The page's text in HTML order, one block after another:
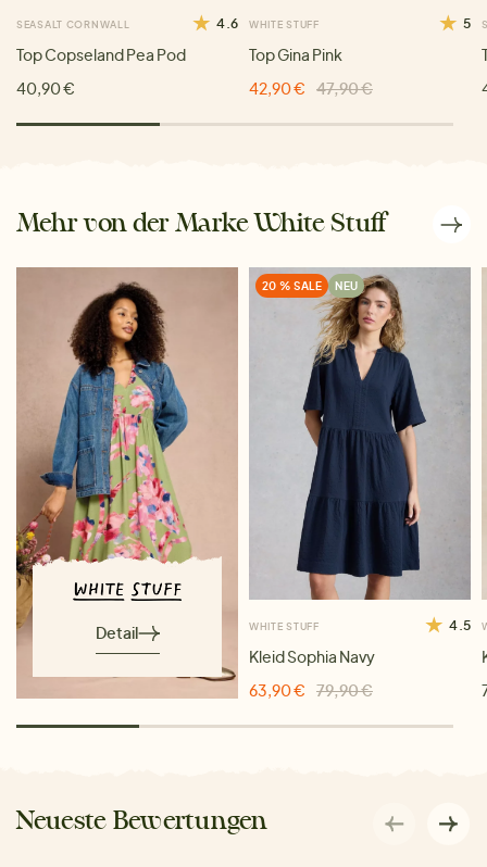
SEASALT CORNWALL 4.6
Top Copseland Pea Pod
40,90 €
WHITE STUFF 5
Top Gina Pink
42,90 €
47,90 €
Mehr von der Marke White Stuff
Detail
20 % SALE NEU
WHITE STUFF 4.5
Kleid Sophia Navy
63,90 €
79,90 €
Neueste Bewertungen